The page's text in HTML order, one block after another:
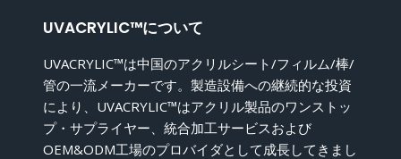
シ
ョ
ン
UVACRYLIC™について
UVACRYLIC™は中国のアクリルシート/フィルム/棒/
管の一流メーカーです。製造設備への継続的な投資
により、UVACRYLIC™はアクリル製品のワンストッ
プ・サプライヤー、統合加工サービスおよび
OEM&ODM工場のプロバイダとして成長してきまし